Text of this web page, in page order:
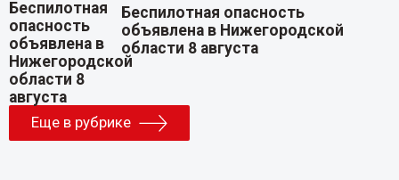
Беспилотная опасность
объявлена в Нижегородской
области 8 августа
Еще в рубрике